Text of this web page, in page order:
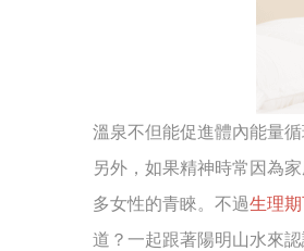
溫泉不但能促進體內能量
另外，如果精神時常因為
多女性的青睞。不過生理
道？一起跟著陽明山水來認